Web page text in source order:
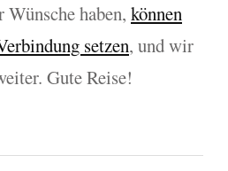
Wünsche haben, können
setzen, und wir
Gute Reise!